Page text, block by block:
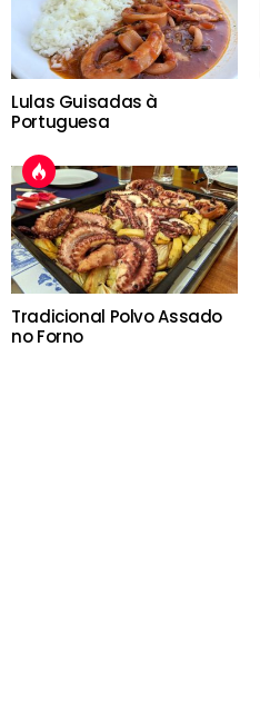
Lulas Guisadas à
Portuguesa
Tradicional Polvo Assado
no Forno